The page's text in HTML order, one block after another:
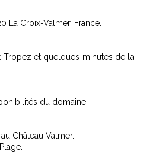
La Croix-Valmer, France.
Tropez et quelques minutes de la
du domaine.
Château Valmer.